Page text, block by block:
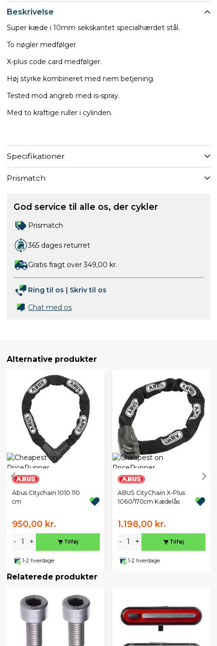
Beskrivelse
Super kæde i 10mm sekskantet specialhærdet stål.
To nøgler medfølger
X-plus code card medfølger.
Høj styrke kombineret med nem betjening.
Tested mod angreb med is-spray.
Med to kraftige ruller i cylinden.
Specifikationer
Prismatch
God service til alle os, der cykler
Prismatch
365 dages returret
Gratis fragt over 349,00 kr.
Ring til os | Skriv til os
Chat med os
Alternative produkter
Abus Citychain 1010 110
cm
950,00 kr.
- + Tilføj
1-2 hverdage
ABUS CityChain X-Plus
1060/170cm Kædelås
1.198,00 kr.
- + Tilføj
1-2 hverdage
Relaterede produkter